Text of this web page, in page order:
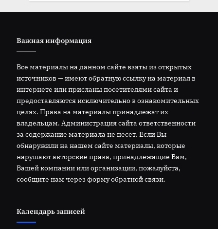
Важная информация
Все материалы на данном сайте взяты из открытых
источников — имеют обратную ссылку на материал в
интернете или присланы посетителями сайта и
предоставляются исключительно в ознакомительных
целях. Права на материалы принадлежат их
владельцам. Администрация сайта ответственности
за содержание материала не несет. Если Вы
обнаружили на нашем сайте материалы, которые
нарушают авторские права, принадлежащие Вам,
Вашей компании или организации, пожалуйста,
сообщите нам через форму обратной связи.
Календарь записей